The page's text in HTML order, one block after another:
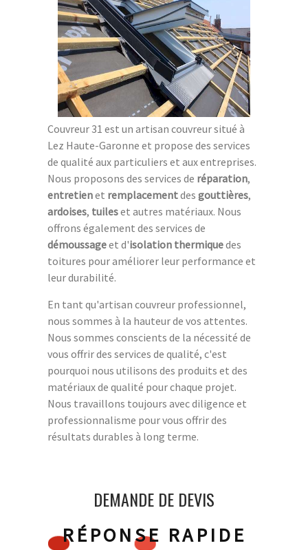
Couvreur 31 est un artisan couvreur situé à
Lez Haute-Garonne et propose des services
de qualité aux particuliers et aux entreprises.
Nous proposons des services de réparation,
entretienet remplacementdes gouttières,
ardoises, tuileset autres matériaux. Nous
offrons également des services de
démoussageet d'isolation thermiquedes
toitures pour améliorer leur performance et
leur durabilité.
En tant qu'artisan couvreur professionnel,
nous sommes à la hauteur de vos attentes.
Nous sommes conscients de la nécessité de
vous offrir des services de qualité, c'est
pourquoi nous utilisons des produits et des
matériaux de qualité pour chaque projet.
Nous travaillons toujours avec diligence et
professionnalisme pour vous offrir des
résultats durables à long terme.
DEMANDE DE DEVIS
RÉPONSE RAPIDE